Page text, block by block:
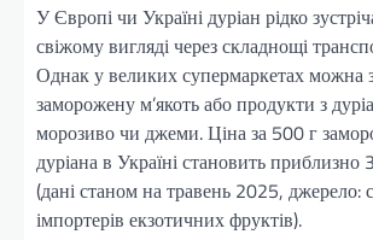
У Європі чи Україні дуріан рідко
свіжому вигляді через складнощі
Однак у великих супермаркетах можна
заморожену м’якоть або продукти з
морозиво чи джеми. Ціна за 500 г
дуріана в Україні становить
(дані станом на травень 2025, джерело:
імпортерів екзотичних фруктів).